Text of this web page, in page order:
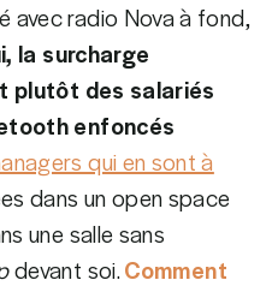
avec radio Nova à fond,
la surcharge
plutôt des salariés
enfoncés
qui en sont à
dans un open space
une salle sans
devant soi.Comment